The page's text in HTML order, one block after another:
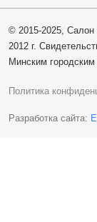
© 2015-2025, Салон
2012 г.
Минским
Политика
Разработка сайта: